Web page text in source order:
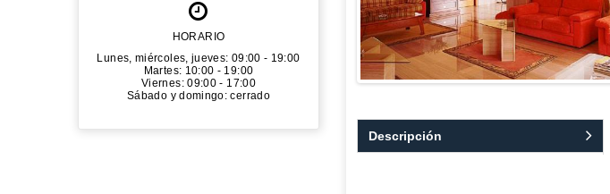
HORARIO
Lunes, miércoles, jueves: 09:00 - 19:00
Martes: 10:00 - 19:00
Viernes: 09:00 - 17:00
Sábado y domingo: cerrado
Descripción